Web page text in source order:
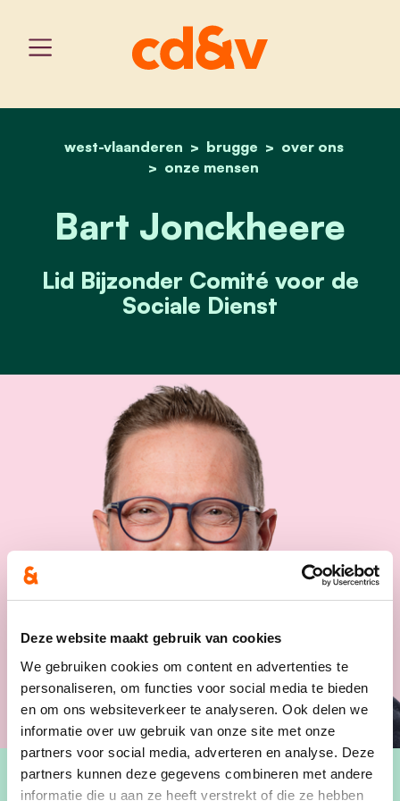
Deze website maakt gebruik van cookies
We gebruiken cookies om content en advertenties te
personaliseren, om functies voor social media te bieden
en om ons websiteverkeer te analyseren. Ook delen we
informatie over uw gebruik van onze site met onze
partners voor social media, adverteren en analyse. Deze
partners kunnen deze gegevens combineren met andere
informatie die u aan ze heeft verstrekt of die ze hebben
home
west-vlaanderen brugge
over ons
onze mensen
bart jonckheere
Bart Jonckheere
Lid Bijzonder Comité voor de
Sociale Dienst